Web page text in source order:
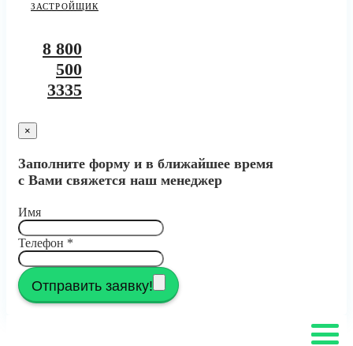
ЗАСТРОЙЩИК
8 800
500
3335
×
Заполните форму и в ближайшее время
с Вами свяжется наш менеджер
Имя
Телефон *
Отправить заявку!